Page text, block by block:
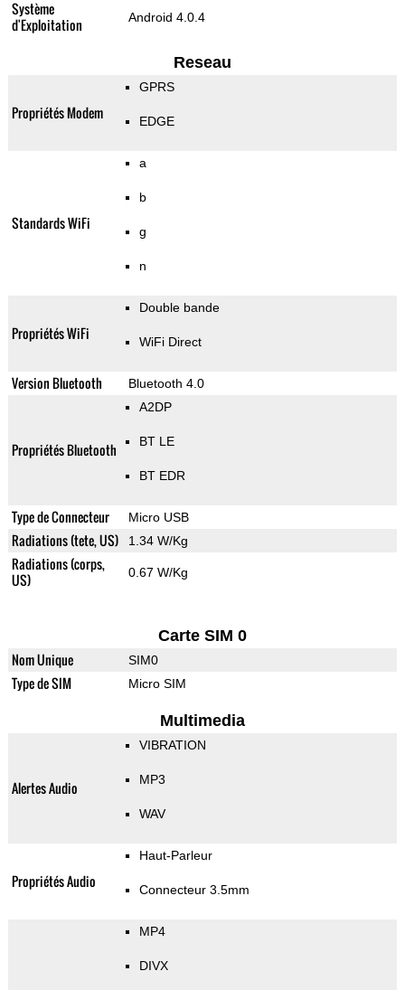
Système
d'Exploitation
Android 4.0.4
Reseau
Propriétés Modem
GPRS
EDGE
Standards WiFi
a
b
g
n
Propriétés WiFi
Double bande
WiFi Direct
Version Bluetooth Bluetooth 4.0
Propriétés Bluetooth
A2DP
BT LE
BT EDR
Type de Connecteur Micro USB
Radiations (tete, US) 1.34 W/Kg
Radiations (corps,
US)
0.67 W/Kg
Carte SIM 0
Nom Unique SIM0
Type de SIM Micro SIM
Multimedia
Alertes Audio
VIBRATION
MP3
WAV
Propriétés Audio
Haut-Parleur
Connecteur 3.5mm
MP4
DIVX